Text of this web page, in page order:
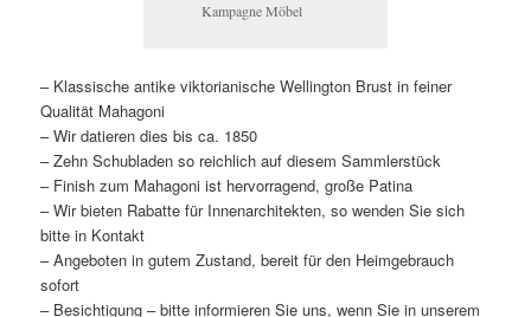
Kampagne Möbel
– Klassische antike viktorianische Wellington Brust in feiner
Qualität Mahagoni
– Wir datieren dies bis ca. 1850
– Zehn Schubladen so reichlich auf diesem Sammlerstück
– Finish zum Mahagoni ist hervorragend, große Patina
– Wir bieten Rabatte für Innenarchitekten, so wenden Sie sich
bitte in Kontakt
– Angeboten in gutem Zustand, bereit für den Heimgebrauch
sofort
– Besichtigung – bitte informieren Sie uns, wenn Sie in unserem